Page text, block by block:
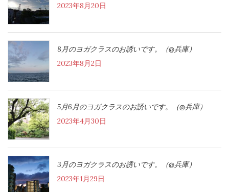
2023年8月20日
8月のヨガクラスのお誘いです。（@兵庫）
2023年8月2日
5月6月のヨガクラスのお誘いです。（@兵庫）
2023年4月30日
3月のヨガクラスのお誘いです。（@兵庫）
2023年1月29日